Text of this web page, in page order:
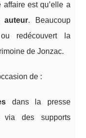
est qu’elle a
. Beaucoup
redécouvert la
de Jonzac.
de :
dans la presse
via des supports